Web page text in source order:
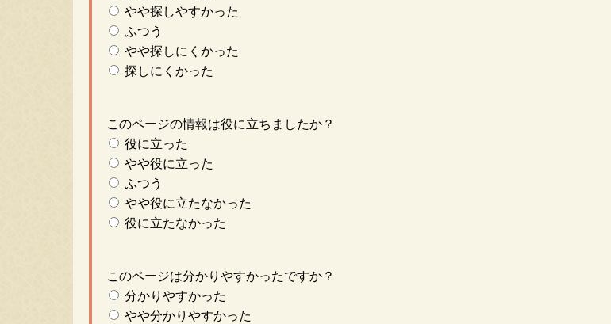
やや探しやすかった
ふつう
やや探しにくかった
探しにくかった
このページの情報は役に立ちましたか？
役に立った
やや役に立った
ふつう
やや役に立たなかった
役に立たなかった
このページは分かりやすかったですか？
分かりやすかった
やや分かりやすかった